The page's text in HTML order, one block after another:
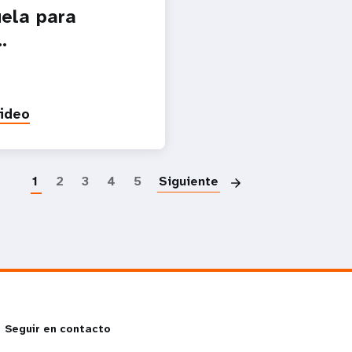
para
1 2 3 4 5 Siguiente
Seguir en contacto